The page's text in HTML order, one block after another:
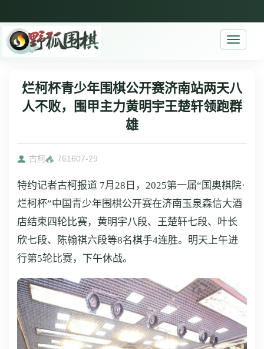
Toggle
烂柯杯青少年围棋公开赛济南站两天八
人不败，围甲主力黄明宇王楚轩领跑群
雄
古柯 761607-29
特约记者古柯报道 7月28日，2025第一届“国奥棋院·
烂柯杯”中国青少年围棋公开赛在济南玉泉森信大酒
店结束四轮比赛，黄明宇八段、王楚轩七段、叶长
欣七段、陈翰祺六段等8名棋手4连胜。明天上午进
行第5轮比赛，下午休战。